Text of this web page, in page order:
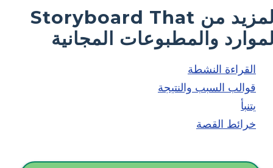
المزيد من Storyboard That
والمطبوعات المجانية
القراءة النشطة
قوالب السبب والنتيجة
يتنبأ
خرائط القصة